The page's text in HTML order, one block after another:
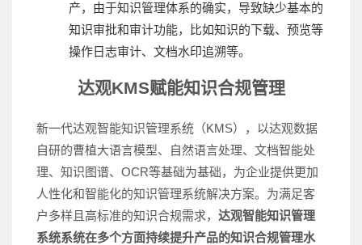
产，由于知识管理体系的确实，导致缺少基本的
知识审批和审计功能，比如知识的下载、预览等
操作日志审计、文档水印追溯等。
达观KMS赋能知识合规管理
新一代达观智能知识管理系统（KMS），以达观数据
自研的曹植大语言模型、自然语言处理、文档智能处
理、知识图谱、OCR等基础为基础，为企业提供更加
人性化和智能化的知识管理系统解决方案。为满足客
户多样且高标准的知识合规需求， 达观智能知识管理
系统系统在多个方面持续提升产品的知识合规管理水